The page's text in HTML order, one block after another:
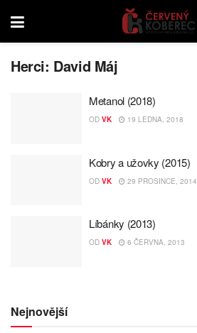
Herci: David Máj
Metanol (2018)
OD VK 19 LEDNA, 2018
Kobry a užovky (2015)
OD VK 29 PROSINCE, 2014
Líbánky (2013)
OD VK 6 ČERVNA, 2013
Nejnovější